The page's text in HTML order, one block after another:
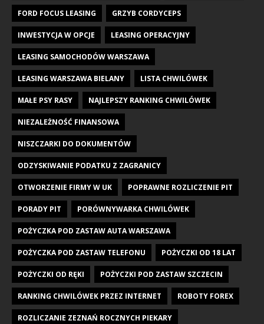
FORD FOCUS LEASING GRZYB CORDYCEPS
INWESTYCJA W OPCJE LEASING OPERACYJNY
LEASING SAMOCHODÓW WARSZAWA
LEASING WARSZAWA BIELANY LISTA CHWILÓWEK
MAŁE PSY RASY NAJLEPSZY RANKING CHWILÓWEK
NIEZALEŻNOŚĆ FINANSOWA
NISZCZARKI DO DOKUMENTÓW
ODZYSKIWANIE PODATKU Z ZAGRANICY
OTWORZENIE FIRMY W UK POPRAWNE ROZLICZENIE PIT
PORADY PIT PORÓWNYWARKA CHWILÓWEK
POŻYCZKA POD ZASTAW AUTA WARSZAWA
POŻYCZKA POD ZASTAW TELEFONU POŻYCZKI OD 18 LAT
POŻYCZKI OD RĘKI POŻYCZKI POD ZASTAW SZCZECIN
RANKING CHWILÓWEK PRZEZ INTERNET ROBOTY FOREX
ROZLICZANIE ZEZNAŃ ROCZNYCH PIEKARY